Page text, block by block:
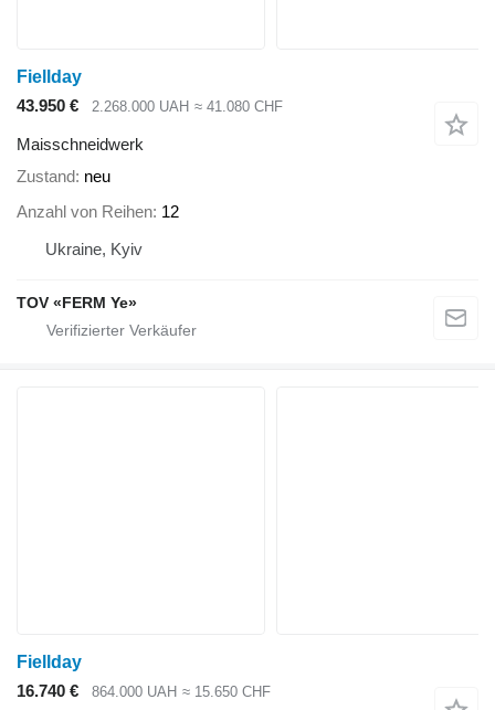
Fiellday
43.950 €
2.268.000 UAH ≈ 41.080 CHF
Maisschneidwerk
Zustand neu
Anzahl von Reihen 12
Ukraine, Kyiv
TOV «FERM Ye»
Fiellday
16.740 €
864.000 UAH ≈ 15.650 CHF